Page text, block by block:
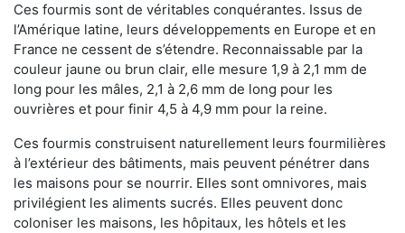
Ces fourmis sont de véritables conquérantes. Issus de
l’Amérique latine, leurs développements en Europe et en
France ne cessent de s’étendre. Reconnaissable par la
couleur jaune ou brun clair, elle mesure 1,9 à 2,1 mm de
long pour les mâles, 2,1 à 2,6 mm de long pour les
ouvrières et pour finir 4,5 à 4,9 mm pour la reine.
Ces fourmis construisent naturellement leurs fourmilières
à l’extérieur des bâtiments, mais peuvent pénétrer dans
les maisons pour se nourrir. Elles sont omnivores, mais
privilégient les aliments sucrés. Elles peuvent donc
coloniser les maisons, les hôpitaux, les hôtels et les